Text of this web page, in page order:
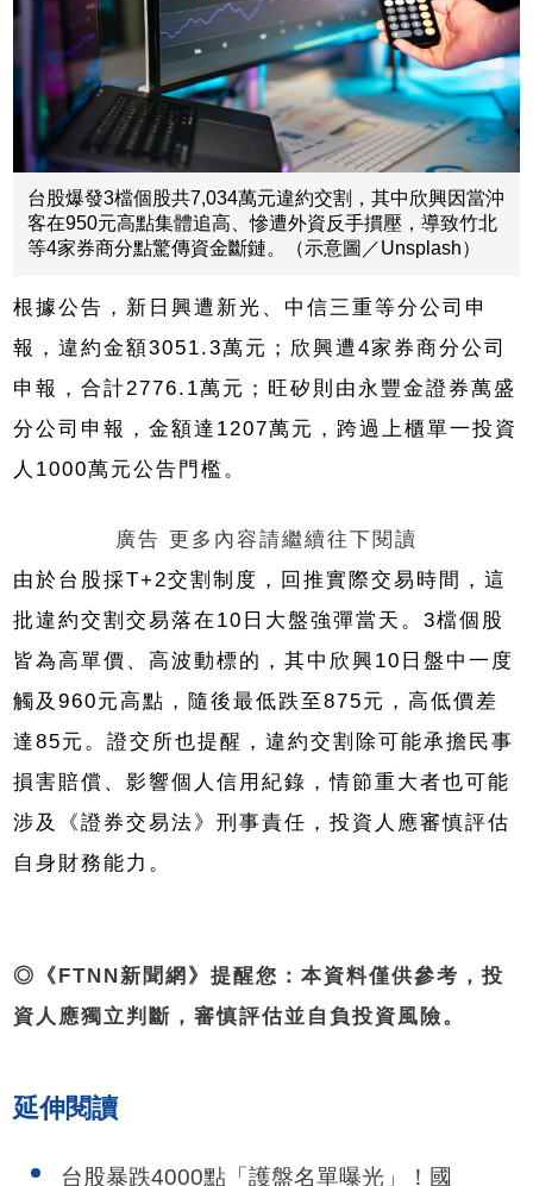
台股爆發3檔個股共7,034萬元違約交割，其中欣興因當沖
客在950元高點集體追高、慘遭外資反手摜壓，導致竹北
等4家券商分點驚傳資金斷鏈。（示意圖／Unsplash）
根據公告，新日興遭新光、中信三重等分公司申
報，違約金額3051.3萬元；欣興遭4家券商分公司
申報，合計2776.1萬元；旺矽則由永豐金證券萬盛
分公司申報，金額達1207萬元，跨過上櫃單一投資
人1000萬元公告門檻。
廣告 更多內容請繼續往下閱讀
由於台股採T+2交割制度，回推實際交易時間，這
批違約交割交易落在10日大盤強彈當天。3檔個股
皆為高單價、高波動標的，其中欣興10日盤中一度
觸及960元高點，隨後最低跌至875元，高低價差
達85元。證交所也提醒，違約交割除可能承擔民事
損害賠償、影響個人信用紀錄，情節重大者也可能
涉及《證券交易法》刑事責任，投資人應審慎評估
自身財務能力。
◎《FTNN新聞網》提醒您：本資料僅供參考，投
資人應獨立判斷，審慎評估並自負投資風險。
延伸閱讀
台股暴跌4000點「護盤名單曝光」！國